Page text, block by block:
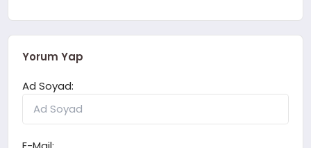
Yorum Yap
Ad Soyad: